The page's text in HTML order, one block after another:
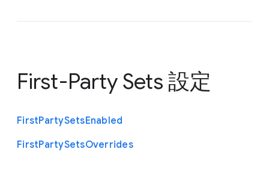
First-Party Sets 設定
FirstPartySetsEnabled
FirstPartySetsOverrides